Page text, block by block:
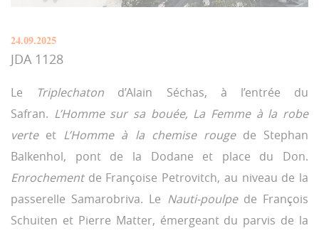
24.09.2025
JDA 1128
Le Triplechaton d’Alain Séchas, à l’entrée du
Safran. L’Homme sur sa bouée, La Femme à la robe
verteet L’Homme à la chemise rougede Stephan
Balkenhol, pont de la Dodane et place du Don.
Enrochementde Françoise Petrovitch, au niveau de la
passerelle Samarobriva. Le Nauti-poulpede François
Schuiten et Pierre Matter, émergeant du parvis de la